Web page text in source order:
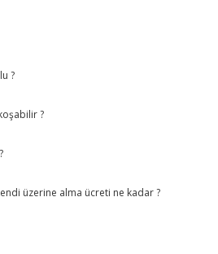
?
?
üzerine alma ücreti ne kadar ?